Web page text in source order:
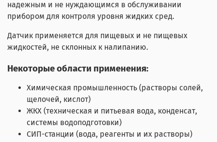
надежным и не нуждающимся в обслуживании
прибором для контроля уровня жидких сред.
Датчик применяется для пищевых и не пищевых
жидкостей, не склонных к налипанию.
Некоторые области применения:
Химическая промышленность (растворы солей,
щелочей, кислот)
ЖКХ (техническая и питьевая вода, конденсат,
системы водоподготовки)
СИП-станции (вода, реагенты и их растворы)